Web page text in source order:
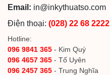
Email: in@inkythuatso.com
Điện thoại: (028) 22 68 2222
Hotline:
096 9841 365 - Kim Quý
096 4657 365 - Tố Uyên
096 2457 365 - Trung Nghĩa